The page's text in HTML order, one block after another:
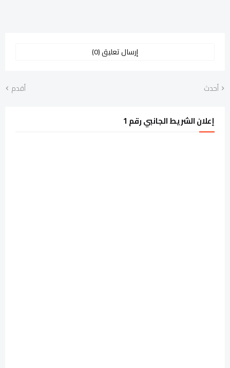
إرسال تعليق (0)
أحدث أقدم
إعلان الشريط الجانبي رقم 1